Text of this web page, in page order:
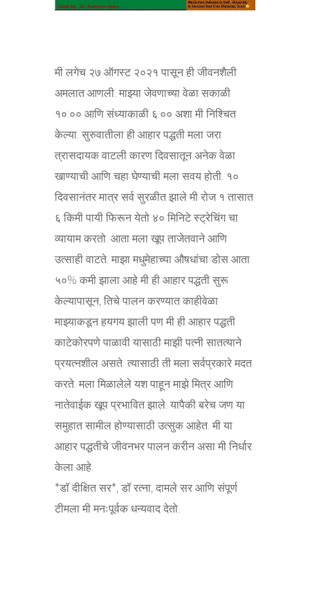
मी लगेच २७ ऑगस्ट २०२१ पासून ही जीवनशैली
अमलात आणली. माझ्या जेवणाच्या वेळा सकाळी
१०:०० आणि संध्याकाळी ६:०० अशा मी निश्चित
केल्या. सुरुवातीला ही आहार पद्धती मला जरा
त्रासदायक वाटली कारण दिवसातून अनेक वेळा
खाण्याची आणि चहा घेण्याची मला सवय होती. १०
दिवसानंतर मात्र सर्व सुरळीत झाले मी रोज १ तासात
६ किमी पायी फिरून येतो ४० मिनिटे स्ट्रेचिंग चा
व्यायाम करतो. आता मला खूप ताजेतवाने आणि
उत्साही वाटते. माझा मधुमेहाच्या औषधांचा डोस आता
५०% कमी झाला आहे मी ही आहार पद्धती सुरू
केल्यापासून, तिचे पालन करण्यात काहीवेळा
माझ्याकडून हयगय झाली पण मी ही आहार पद्धती
काटेकोरपणे पाळावी यासाठी माझी पत्नी सातत्याने
प्रयत्नशील असते. त्यासाठी ती मला सर्वप्रकारे मदत
करते. मला मिळालेले यश पाहून माझे मित्र आणि
नातेवाईक खूप प्रभावित झाले. यापैकी बरेच जण या
समुहात सामील होण्यासाठी उत्सुक आहेत. मी या
आहार पद्धतीचे जीवनभर पालन करीन असा मी निर्धार
केला आहे.
*डॉ दीक्षित सर*, डॉ रत्ना, दामले सर आणि संपूर्ण
टीमला मी मनःपूर्वक धन्यवाद देतो.